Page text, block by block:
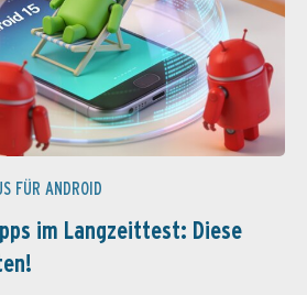
FÜR ANDROID
im Langzeittest: Diese